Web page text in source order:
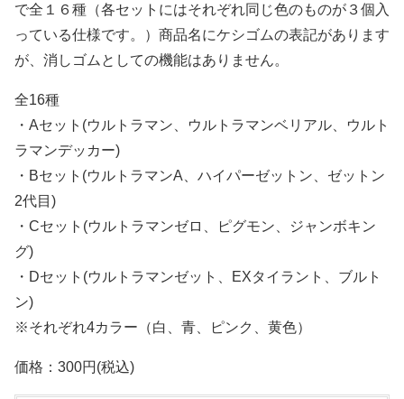
で全１６種（各セットにはそれぞれ同じ色のものが３個入
っている仕様です。）商品名にケシゴムの表記があります
が、消しゴムとしての機能はありません。
全16種
・Aセット(ウルトラマン、ウルトラマンベリアル、ウルト
ラマンデッカー)
・Bセット(ウルトラマンA、ハイパーゼットン、ゼットン
2代目)
・Cセット(ウルトラマンゼロ、ピグモン、ジャンボキン
グ)
・Dセット(ウルトラマンゼット、EXタイラント、ブルト
ン)
※それぞれ4カラー（白、青、ピンク、黄色）
価格：300円(税込)